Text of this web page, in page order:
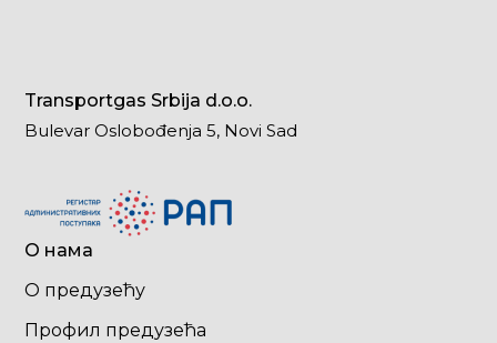
Transportgas Srbija d.o.o.
Bulevar Oslobođenja 5, Novi Sad
О нама
О предузећу
Профил предузећа